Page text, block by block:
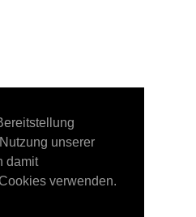
unserer
damit
verwenden.